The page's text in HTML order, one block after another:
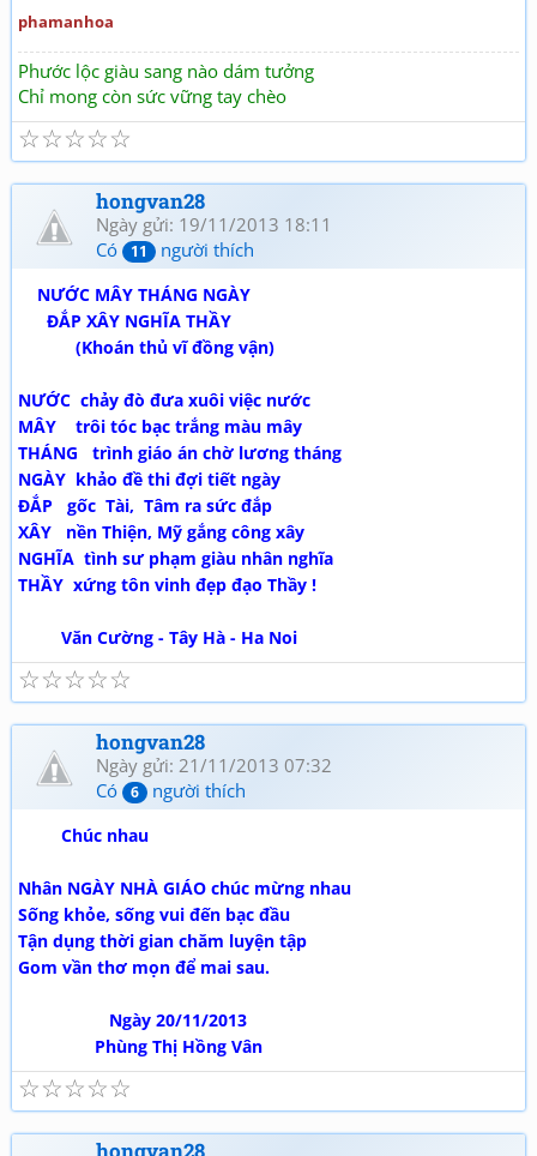
phamanhoa
Phước lộc giàu sang nào dám tưởng
Chỉ mong còn sức vững tay chèo
☆
☆
☆
☆
☆
hongvan28
Ngày gửi: 19/11/2013 18:11
Có
11 người thích
NƯỚC MÂY THÁNG NGÀY
ĐẮP XÂY NGHĨA THẦY
(Khoán thủ vĩ đồng vận)
NƯỚC chảy đò đưa xuôi việc nước
MÂY trôi tóc bạc trắng màu mây
THÁNG trình giáo án chờ lương tháng
NGÀY khảo đề thi đợi tiết ngày
ĐẮP gốc Tài, Tâm ra sức đắp
XÂY nền Thiện, Mỹ gắng công xây
NGHĨA tình sư phạm giàu nhân nghĩa
THẦY xứng tôn vinh đẹp đạo Thầy !
Văn Cường - Tây Hà - Ha Noi
☆
☆
☆
☆
☆
hongvan28
Ngày gửi: 21/11/2013 07:32
Có
6 người thích
Chúc nhau
Nhân NGÀY NHÀ GIÁO chúc mừng nhau
Sống khỏe, sống vui đến bạc đầu
Tận dụng thời gian chăm luyện tập
Gom vần thơ mọn để mai sau.
Ngày 20/11/2013
Phùng Thị Hồng Vân
☆
☆
☆
☆
☆